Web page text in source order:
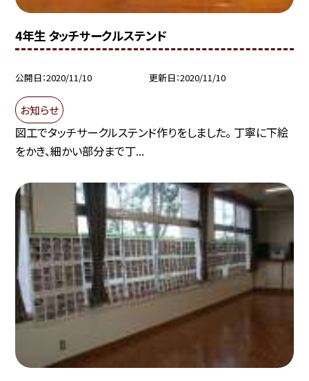
4年生 タッチサークルステンド
公開日 2020/11/10 更新日 2020/11/10
お知らせ
図工でタッチサークルステンド作りをしました。 丁寧に下絵
をかき、細かい部分まで丁...